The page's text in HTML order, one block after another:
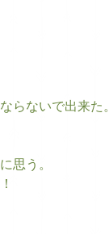
らないで出来た。
思う。